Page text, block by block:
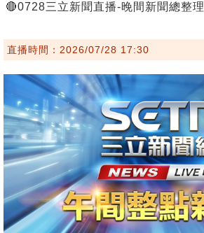
🔴0728三立新聞直播-晚間新聞總整理
直播時間：2026/07/28 17:30